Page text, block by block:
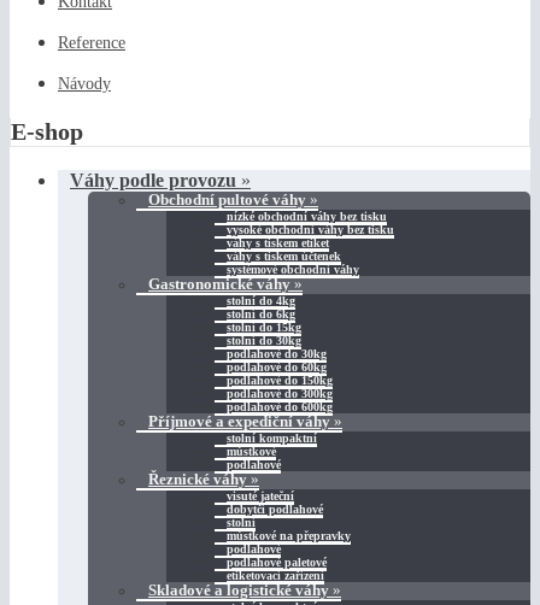
Reference
Návody
E-shop
Váhy podle provozu »
Obchodní pultové váhy »
nízké obchodní váhy bez tisku
vysoké obchodní váhy bez tisku
váhy s tiskem etiket
váhy s tiskem účtenek
systémové obchodní váhy
Gastronomické váhy »
stolní do 4kg
stolní do 6kg
stolní do 15kg
stolní do 30kg
podlahové do 30kg
podlahové do 60kg
podlahové do 150kg
podlahové do 300kg
podlahové do 600kg
Příjmové a expediční váhy »
stolní kompaktní
můstkové
podlahové
Řeznické váhy »
visuté jateční
dobytčí podlahové
stolní
můstkové na přepravky
podlahové
podlahové paletové
etiketovací zařízení
Skladové a logistické váhy »